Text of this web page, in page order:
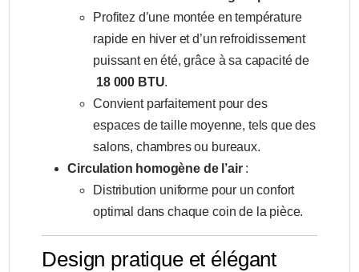
Profitez d’une montée en température
rapide en hiver et d’un refroidissement
puissant en été, grâce à sa capacité de
18 000 BTU.
Convient parfaitement pour des
espaces de taille moyenne, tels que des
salons, chambres ou bureaux.
Circulation homogène de l’air:
Distribution uniforme pour un confort
optimal dans chaque coin de la pièce.
Design pratique et élégant